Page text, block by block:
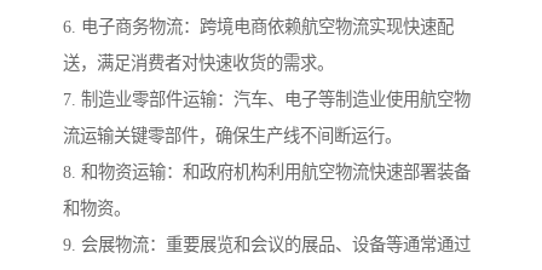
6. 电子商务物流：跨境电商依赖航空物流实现快速配
送，满足消费者对快速收货的需求。
7. 制造业零部件运输：汽车、电子等制造业使用航空物
流运输关键零部件，确保生产线不间断运行。
8. 和物资运输：和政府机构利用航空物流快速部署装备
和物资。
9. 会展物流：重要展览和会议的展品、设备等通常通过